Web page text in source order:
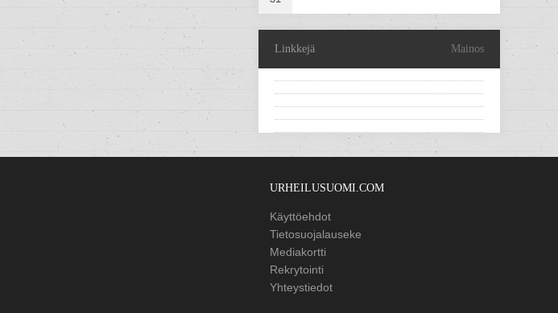
Linkkejä Mainos
URHEILUSUOMI.COM
Käyttöehdot
Tietosuojalauseke
Mediakortti
Rekrytointi
Yhteystiedot